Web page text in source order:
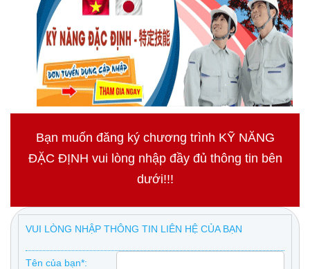
Bạn muốn đăng ký chương trình KỸ NĂNG
ĐẶC ĐỊNH vui lòng nhập đầy đủ thông tin bên
dưới!!!
VUI LÒNG NHẬP THÔNG TIN LIÊN HỆ CỦA BẠN
Tên của bạn*: